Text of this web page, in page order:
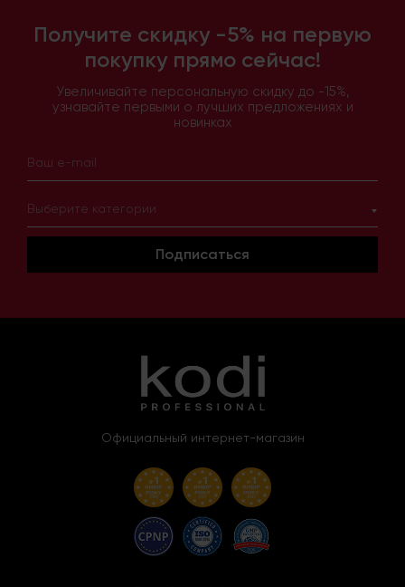
Получите скидку -5% на первую
покупку прямо сейчас!
Увеличивайте персональную скидку до -15%,
узнавайте первыми о лучших предложениях и
новинках
Выберите категории
Подписаться
Официальный интернет-магазин